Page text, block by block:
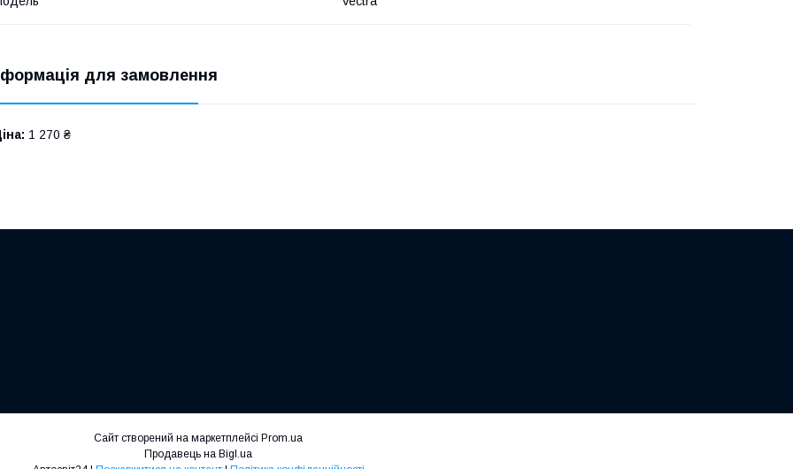
для замовлення
1 270 ₴
Сайт створений на маркетплейсі Prom.ua
Продавець на Bigl.ua